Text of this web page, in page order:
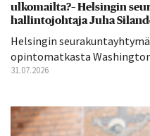
ulkomailta?– Helsingin
hallintojohtaja Juha
Helsingin
opintomatkasta
31.07.2026